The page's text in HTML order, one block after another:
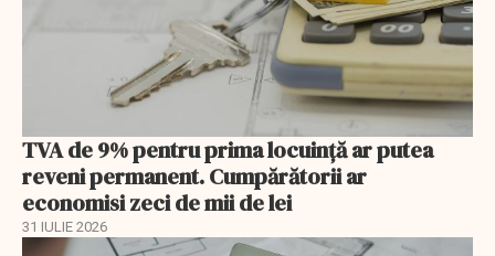
TVA de 9% pentru prima locuință ar putea
reveni permanent. Cumpărătorii ar
economisi zeci de mii de lei
31 IULIE 2026